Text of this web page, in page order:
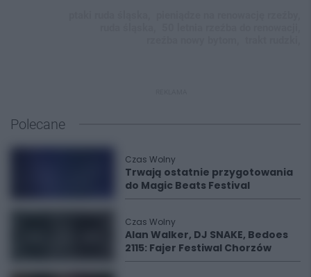
Polecane
Czas Wolny
Trwają ostatnie przygotowania
do Magic Beats Festival
Czas Wolny
Alan Walker, DJ SNAKE, Bedoes
2115: Fajer Festiwal Chorzów